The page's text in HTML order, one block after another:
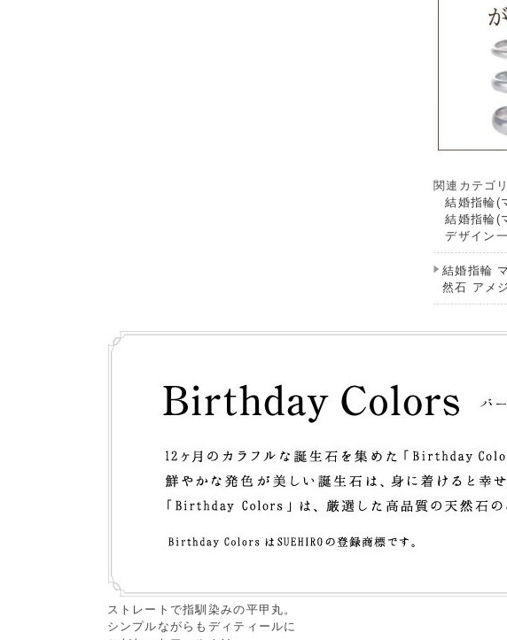
関連カテゴ
結婚指輪(
結婚指輪(
デザイン
結婚指輪
然石 アメ
ストレートで指馴染みの平甲丸。
シンプルながらもディティールに